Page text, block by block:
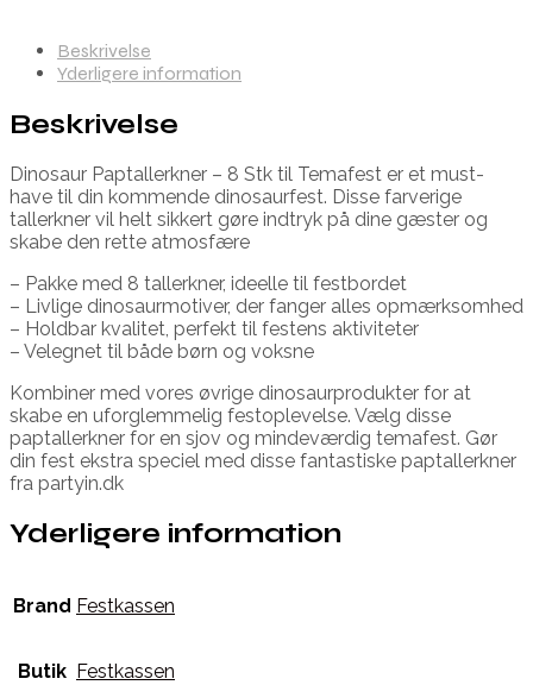
Beskrivelse
Yderligere information
Beskrivelse
Dinosaur Paptallerkner – 8 Stk til Temafest er et must-
have til din kommende dinosaurfest. Disse farverige
tallerkner vil helt sikkert gøre indtryk på dine gæster og
skabe den rette atmosfære
– Pakke med 8 tallerkner, ideelle til festbordet
– Livlige dinosaurmotiver, der fanger alles opmærksomhed
– Holdbar kvalitet, perfekt til festens aktiviteter
– Velegnet til både børn og voksne
Kombiner med vores øvrige dinosaurprodukter for at
skabe en uforglemmelig festoplevelse. Vælg disse
paptallerkner for en sjov og mindeværdig temafest. Gør
din fest ekstra speciel med disse fantastiske paptallerkner
fra partyin.dk
Yderligere information
Brand Festkassen
Butik Festkassen